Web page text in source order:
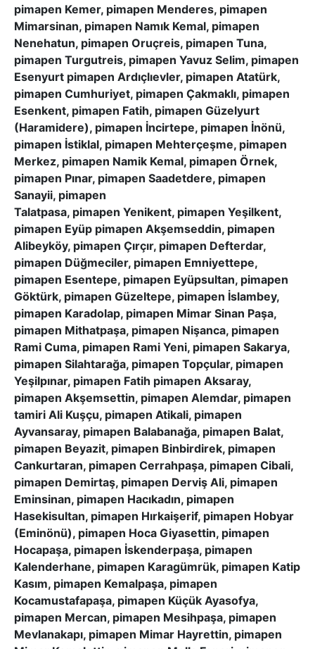
pimapen Kemer, pimapen Menderes, pimapen
Mimarsinan, pimapen Namık Kemal, pimapen
Nenehatun, pimapen Oruçreis, pimapen Tuna,
pimapen Turgutreis, pimapen Yavuz Selim, pimapen
Esenyurt pimapen Ardıçlıevler, pimapen Atatürk,
pimapen Cumhuriyet, pimapen Çakmaklı, pimapen
Esenkent, pimapen Fatih, pimapen Güzelyurt
(Haramidere), pimapen İncirtepe, pimapen İnönü,
pimapen İstiklal, pimapen Mehterçeşme, pimapen
Merkez, pimapen Namik Kemal, pimapen Örnek,
pimapen Pınar, pimapen Saadetdere, pimapen
Sanayii, pimapen
Talatpasa, pimapen Yenikent, pimapen Yeşilkent,
pimapen Eyüp pimapen Akşemseddin, pimapen
Alibeyköy, pimapen Çırçır, pimapen Defterdar,
pimapen Düğmeciler, pimapen Emniyettepe,
pimapen Esentepe, pimapen Eyüpsultan, pimapen
Göktürk, pimapen Güzeltepe, pimapen İslambey,
pimapen Karadolap, pimapen Mimar Sinan Paşa,
pimapen Mithatpaşa, pimapen Nişanca, pimapen
Rami Cuma, pimapen Rami Yeni, pimapen Sakarya,
pimapen Silahtarağa, pimapen Topçular, pimapen
Yeşilpınar, pimapen Fatih pimapen Aksaray,
pimapen Akşemsettin, pimapen Alemdar, pimapen
tamiri Ali Kuşçu, pimapen Atikali, pimapen
Ayvansaray, pimapen Balabanağa, pimapen Balat,
pimapen Beyazit, pimapen Binbirdirek, pimapen
Cankurtaran, pimapen Cerrahpaşa, pimapen Cibali,
pimapen Demirtaş, pimapen Derviş Ali, pimapen
Eminsinan, pimapen Hacıkadın, pimapen
Hasekisultan, pimapen Hırkaişerif, pimapen Hobyar
(Eminönü), pimapen Hoca Giyasettin, pimapen
Hocapaşa, pimapen İskenderpaşa, pimapen
Kalenderhane, pimapen Karagümrük, pimapen Katip
Kasım, pimapen Kemalpaşa, pimapen
Kocamustafapaşa, pimapen Küçük Ayasofya,
pimapen Mercan, pimapen Mesihpaşa, pimapen
Mevlanakapı, pimapen Mimar Hayrettin, pimapen